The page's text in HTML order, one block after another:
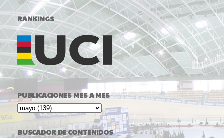
RANKINGS
PUBLICACIONES MES A MES
BUSCADOR DE CONTENIDOS